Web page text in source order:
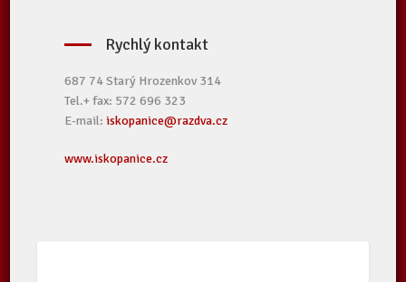
Rychlý kontakt
687 74 Starý Hrozenkov 314
Tel.+ fax: 572 696 323
E-mail:iskopanice@razdva.cz
www.iskopanice.cz